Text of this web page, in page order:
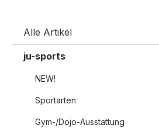
Alle Artikel
ju-sports
NEW!
Sportarten
Gym-/Dojo-Ausstattung